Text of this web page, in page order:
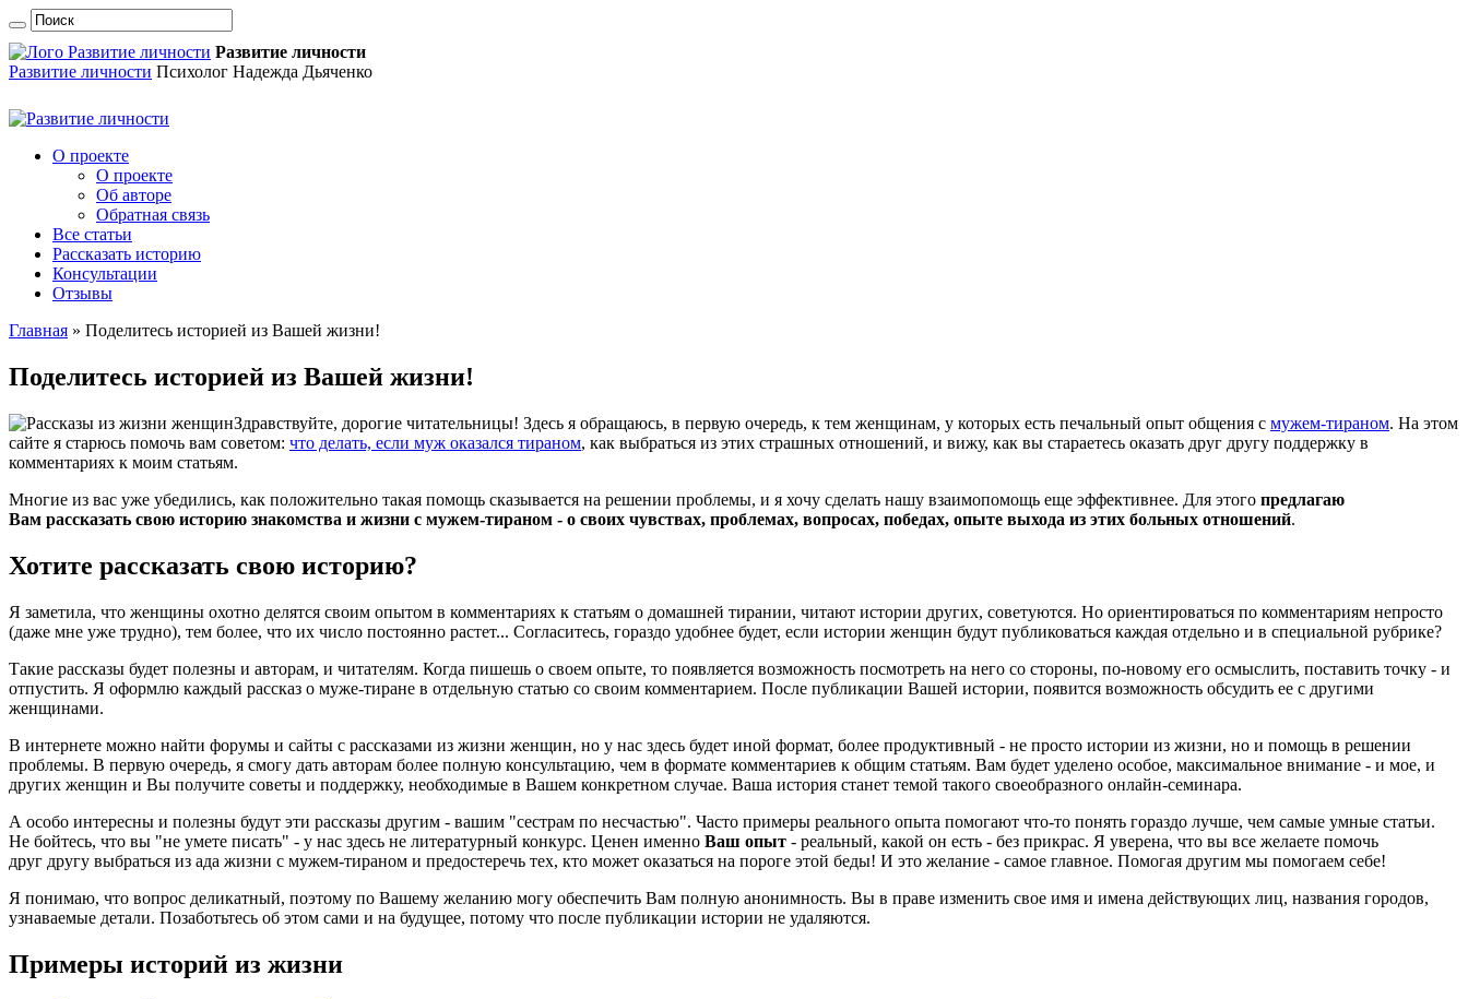
Развитие личности
Развитие личности Психолог Надежда Дьяченко
О проекте
О проекте
Об авторе
Обратная связь
Все статьи
Рассказать историю
Консультации
Отзывы
Главная » Поделитесь историей из Вашей жизни!
Поделитесь историей из Вашей жизни!
Здравствуйте, дорогие читательницы! Здесь я обращаюсь, в первую очередь, к тем женщинам, у которых есть печальный опыт общения с мужем-тираном. На этом
сайте я старюсь помочь вам советом: что делать, если муж оказался тираном, как выбраться из этих страшных отношений, и вижу, как вы стараетесь оказать друг другу поддержку в
комментариях к моим статьям.
Многие из вас уже убедились, как положительно такая помощь сказывается на решении проблемы, и я хочу сделать нашу взаимопомощь еще эффективнее. Для этого предлагаю
Вам рассказать свою историю знакомства и жизни с мужем-тираном - о своих чувствах, проблемах, вопросах, победах, опыте выхода из этих больных отношений.
Хотите рассказать свою историю?
Я заметила, что женщины охотно делятся своим опытом в комментариях к статьям о домашней тирании, читают истории других, советуются. Но ориентироваться по комментариям непросто
(даже мне уже трудно), тем более, что их число постоянно растет... Согласитесь, гораздо удобнее будет, если истории женщин будут публиковаться каждая отдельно и в специальной рубрике?
Такие рассказы будет полезны и авторам, и читателям. Когда пишешь о своем опыте, то появляется возможность посмотреть на него со стороны, по-новому его осмыслить, поставить точку - и
отпустить. Я оформлю каждый рассказ о муже-тиране в отдельную статью со своим комментарием. После публикации Вашей истории, появится возможность обсудить ее с другими
женщинами.
В интернете можно найти форумы и сайты с рассказами из жизни женщин, но у нас здесь будет иной формат, более продуктивный - не просто истории из жизни, но и помощь в решении
проблемы. В первую очередь, я смогу дать авторам более полную консультацию, чем в формате комментариев к общим статьям. Вам будет уделено особое, максимальное внимание - и мое, и
других женщин и Вы получите советы и поддержку, необходимые в Вашем конкретном случае. Ваша история станет темой такого своеобразного онлайн-семинара.
А особо интересны и полезны будут эти рассказы другим - вашим "сестрам по несчастью". Часто примеры реального опыта помогают что-то понять гораздо лучше, чем самые умные статьи.
Не бойтесь, что вы "не умете писать" - у нас здесь не литературный конкурс. Ценен именно Ваш опыт - реальный, какой он есть - без прикрас. Я уверена, что вы все желаете помочь
друг другу выбраться из ада жизни с мужем-тираном и предостеречь тех, кто может оказаться на пороге этой беды! И это желание - самое главное. Помогая другим мы помогаем себе!
Я понимаю, что вопрос деликатный, поэтому по Вашему желанию могу обеспечить Вам полную анонимность. Вы в праве изменить свое имя и имена действующих лиц, названия городов,
узнаваемые детали. Позаботьтесь об этом сами и на будущее, потому что после публикации истории не удаляются.
Примеры историй из жизни